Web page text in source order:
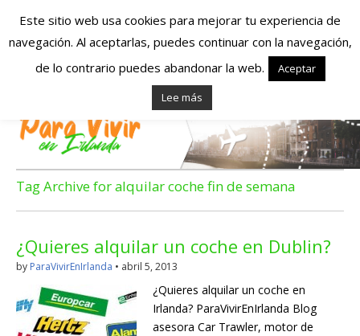
Españoles en
Irlanda – Vivir en
Irlanda – Trabajo
en Irlanda –
Alojamiento en
Irlanda
Blog dedicado a los que viven, estudian y trabajan en
Irlanda!
Tag Archive for alquilar coche fin de semana
¿Quieres alquilar un coche en Dublin?
by ParaVivirEnIrlanda • abril 5, 2013
¿Quieres alquilar un coche en
Irlanda? ParaVivirEnIrlanda Blog
asesora Car Trawler, motor de
Este sitio web usa cookies para mejorar tu experiencia de
navegación. Al aceptarlas, puedes continuar con la navegación,
de lo contrario puedes abandonar la web.
Aceptar
Lee más